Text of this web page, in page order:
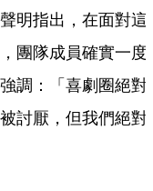
明指出，在面對這
團隊成員確實一度
調：「喜劇圈絕對
討厭，但我們絕對